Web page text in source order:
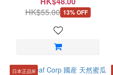
HK$55.00 13% OFF
日本正品ꕤ